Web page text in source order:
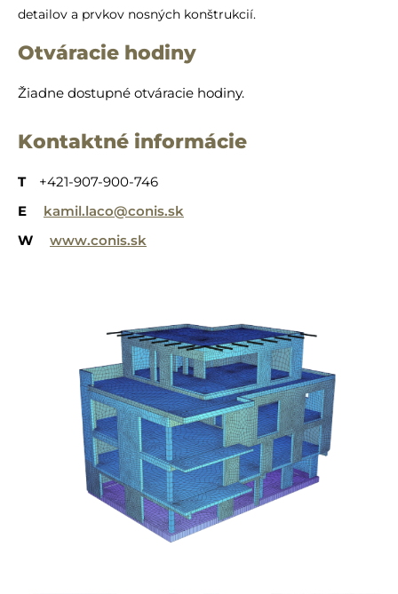
detailov a prvkov nosných konštrukcií.
Otváracie hodiny
Žiadne dostupné otváracie hodiny.
Kontaktné informácie
T
+421-907-900-746
E
kamil.laco@conis.sk
W
www.conis.sk